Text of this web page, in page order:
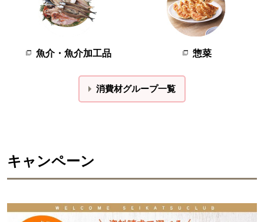
魚介・魚介加工品 惣菜
消費材グループ一覧
キャンペーン